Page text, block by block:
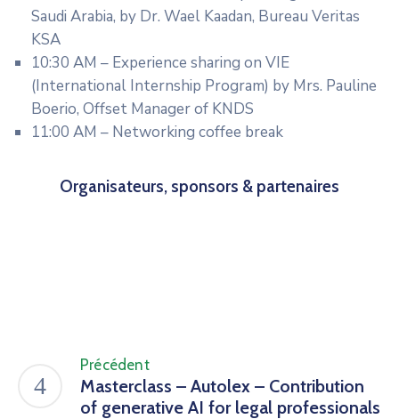
Saudi Arabia, by Dr. Wael Kaadan, Bureau Veritas
KSA
10:30 AM – Experience sharing on VIE
(International Internship Program) by Mrs. Pauline
Boerio, Offset Manager of KNDS
11:00 AM – Networking coffee break
Organisateurs, sponsors & partenaires
Précédent
Masterclass – Autolex – Contribution
of generative AI for legal professionals